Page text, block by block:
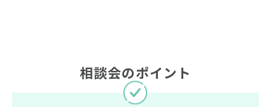
相談会のポイント